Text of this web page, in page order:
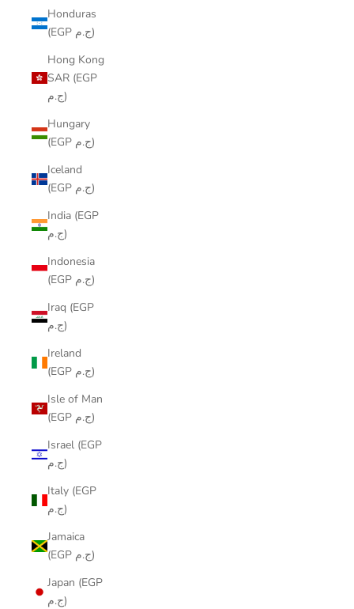
Honduras
(EGP ج.م)
Hong Kong
SAR (EGP
ج.م)
Hungary
(EGP ج.م)
Iceland
(EGP ج.م)
India (EGP
ج.م)
Indonesia
(EGP ج.م)
Iraq (EGP
ج.م)
Ireland
(EGP ج.م)
Isle of Man
(EGP ج.م)
Israel (EGP
ج.م)
Italy (EGP
ج.م)
Jamaica
(EGP ج.م)
Japan (EGP
ج.م)